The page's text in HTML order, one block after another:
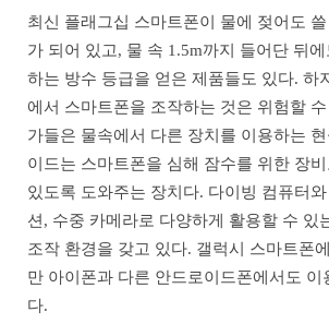
최신 플래그십 스마트폰이 물에 젖어도 쓸
가 되어 있고, 물 속 1.5m까지 들어단 뒤
하는 방수 등급을 얻은 제품들도 있다. 하
에서 스마트폰을 조작하는 것은 위험할
가들은 물속에서 다른 장치를 이용하는
이드는 스마트폰을 심해 잠수를 위한 장
있도록 도와주는 장치다. 다이빙 컴퓨터와
션, 수중 카메라로 다양하게 활용할 수 있
조작 환경을 갖고 있다. 갤럭시 스마트폰
만 아이폰과 다른 안드로이드폰에서도 이
다.